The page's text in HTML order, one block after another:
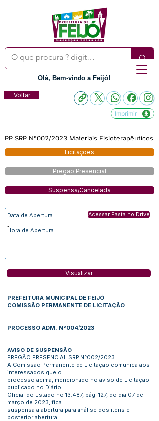
Olá, Bem-vindo a Feijó!
Voltar
Imprimir
PP SRP N°002/2023 Materiais Fisioterapêuticos
Licitações
Pregão Presencial
Suspensa/Cancelada
Data de Abertura
-
Hora de Abertura
-
Acessar Pasta no Drive
Visualizar
PREFEITURA MUNICIPAL DE FEIJÓ
COMISSÃO PERMANENTE DE LICITAÇÃO
PROCESSO ADM. N°004/2023
AVISO DE SUSPENSÃO
PREGÃO PRESENCIAL SRP N°002/2023
A Comissão Permanente de Licitação comunica aos
interessados que o
processo acima, mencionado no aviso de Licitação
publicado no Diário
Oficial do Estado no 13.487, pág. 127, do dia 07 de
março de 2023, fica
suspensa a abertura para análise dos itens e
posterior abertura.